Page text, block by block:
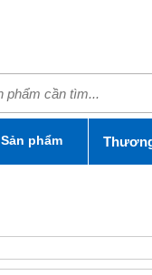
Sản phẩm